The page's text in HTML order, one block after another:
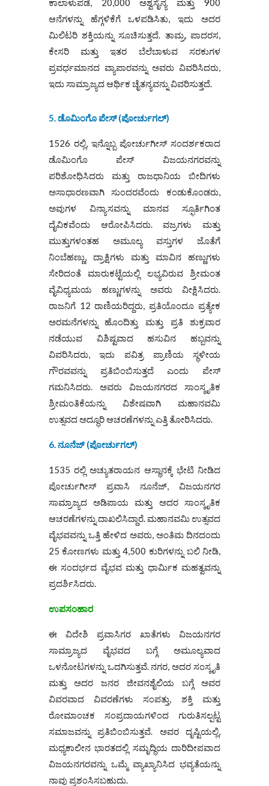
ಕಾಲಾಳುಪಡೆ, 20,000 ಅಶ್ವಸೈನ್ಯ ಮತ್ತು 900
ಆನೆಗಳನ್ನು ಹೆಗ್ಗಳಿಕೆಗೆ ಒಳಪಡಿಸಿತು, ಇದು ಅದರ
ಮಿಲಿಟರಿ ಶಕ್ತಿಯನ್ನು ಸೂಚಿಸುತ್ತದೆ. ತಾಮ್ರ, ಪಾದರಸ,
ಕೇಸರಿ ಮತ್ತು ಇತರ ಬೆಲೆಬಾಳುವ ಸರಕುಗಳ
ಪ್ರವರ್ಧಮಾನದ ವ್ಯಾಪಾರವನ್ನು ಅವರು ವಿವರಿಸಿದರು,
ಇದು ಸಾಮ್ರಾಜ್ಯದ ಆರ್ಥಿಕ ಚೈತನ್ಯವನ್ನು ವಿವರಿಸುತ್ತದೆ.
5. ಡೊಮಿಂಗೊಪೇಸ್ (ಪೋರ್ಚುಗಲ್)
1526 ರಲ್ಲಿ, ಇನ್ನೊಬ್ಬ ಪೋರ್ಚುಗೀಸ್ ಸಂದರ್ಶಕರಾದ
ಡೊಮಿಂಗೊ ​​ಪೇಸ್ ವಿಜಯನಗರವನ್ನು
ಪರಿಶೋಧಿಸಿದರು ಮತ್ತು ರಾಜಧಾನಿಯ ಬೀದಿಗಳು
ಅಸಾಧಾರಣವಾಗಿ ಸುಂದರವೆಂದು ಕಂಡುಕೊಂಡರು,
ಅವುಗಳ ವಿನ್ಯಾಸವನ್ನು ಮಾನವ ಸ್ಫೂರ್ತಿಗಿಂತ
ದೈವಿಕವೆಂದು ಆರೋಪಿಸಿದರು. ವಜ್ರಗಳು ಮತ್ತು
ಮುತ್ತುಗಳಂತಹ ಅಮೂಲ್ಯ ವಸ್ತುಗಳ ಜೊತೆಗೆ
ನಿಂಬೆಹಣ್ಣು, ದ್ರಾಕ್ಷಿಗಳು ಮತ್ತು ಮಾವಿನ ಹಣ್ಣುಗಳು
ಸೇರಿದಂತೆ ಮಾರುಕಟ್ಟೆಯಲ್ಲಿ ಲಭ್ಯವಿರುವ ಶ್ರೀಮಂತ
ವೈವಿಧ್ಯಮಯ ಹಣ್ಣುಗಳನ್ನು ಅವರು ವೀಕ್ಷಿಸಿದರು.
ರಾಜನಿಗೆ 12 ರಾಣಿಯರಿದ್ದರು, ಪ್ರತಿಯೊಂದೂ ಪ್ರತ್ಯೇಕ
ಅರಮನೆಗಳನ್ನು ಹೊಂದಿತ್ತು ಮತ್ತು ಪ್ರತಿ ಶುಕ್ರವಾರ
ನಡೆಯುವ ವಿಶಿಷ್ಟವಾದ ಹಸುವಿನ ಹಬ್ಬವನ್ನು
ವಿವರಿಸಿದರು, ಇದು ಪವಿತ್ರ ಪ್ರಾಣಿಯ ಸ್ಥಳೀಯ
ಗೌರವವನ್ನು ಪ್ರತಿಬಿಂಬಿಸುತ್ತದೆ ಎಂದು ಪೇಸ್
ಗಮನಿಸಿದರು. ಅವರು ವಿಜಯನಗರದ ಸಾಂಸ್ಕೃತಿಕ
ಶ್ರೀಮಂತಿಕೆಯನ್ನು ವಿಶೇಷವಾಗಿ ಮಹಾನವಮಿ
ಉತ್ಸವದ ಅದ್ಧೂರಿ ಆಚರಣೆಗಳನ್ನು ಎತ್ತಿ ತೋರಿಸಿದರು.
6. ನೂನೆಜ್ (ಪೋರ್ಚುಗಲ್)
1535 ರಲ್ಲಿ ಅಚ್ಯುತರಾಯನ ಆಸ್ಥಾನಕ್ಕೆ ಭೇಟಿ ನೀಡಿದ
ಪೋರ್ಚುಗೀಸ್ ಪ್ರವಾಸಿ ನೂನೆಜ್, ವಿಜಯನಗರ
ಸಾಮ್ರಾಜ್ಯದ ಅಡಿಪಾಯ ಮತ್ತು ಅದರ ಸಾಂಸ್ಕೃತಿಕ
ಆಚರಣೆಗಳನ್ನು ದಾಖಲಿಸಿದ್ದಾರೆ. ಮಹಾನವಮಿ ಉತ್ಸವದ
ವೈಭವವನ್ನು ಒತ್ತಿ ಹೇಳಿದ ಅವರು, ಅಂತಿಮ ದಿನದಂದು
25 ಕೋಣಗಳು ಮತ್ತು 4,500 ಕುರಿಗಳನ್ನು ಬಲಿ ನೀಡಿ,
ಈ ಸಂದರ್ಭದ ವೈಭವ ಮತ್ತು ಧಾರ್ಮಿಕ ಮಹತ್ವವನ್ನು
ಪ್ರದರ್ಶಿಸಿದರು.
ಉಪಸಂಹಾರ
ಈ ವಿದೇಶಿ ಪ್ರವಾಸಿಗರ ಖಾತೆಗಳು ವಿಜಯನಗರ
ಸಾಮ್ರಾಜ್ಯದ ವೈಭವದ ಬಗ್ಗೆ ಅಮೂಲ್ಯವಾದ
ಒಳನೋಟಗಳನ್ನು ಒದಗಿಸುತ್ತವೆ. ನಗರ, ಅದರ ಸಂಸ್ಕೃತಿ
ಮತ್ತು ಅದರ ಜನರ ಜೀವನಶೈಲಿಯ ಬಗ್ಗೆ ಅವರ
ವಿವರವಾದ ವಿವರಣೆಗಳು ಸಂಪತ್ತು, ಶಕ್ತಿ ಮತ್ತು
ರೋಮಾಂಚಕ ಸಂಪ್ರದಾಯಗಳಿಂದ ಗುರುತಿಸಲ್ಪಟ್ಟ
ಸಮಾಜವನ್ನು ಪ್ರತಿಬಿಂಬಿಸುತ್ತವೆ. ಅವರ ದೃಷ್ಟಿಯಲ್ಲಿ,
ಮಧ್ಯಕಾಲೀನ ಭಾರತದಲ್ಲಿ ಸಮೃದ್ಧಿಯ ದಾರಿದೀಪವಾದ
ವಿಜಯನಗರವನ್ನು ಒಮ್ಮೆ ವ್ಯಾಖ್ಯಾನಿಸಿದ ಭವ್ಯತೆಯನ್ನು
ನಾವು ಪ್ರಶಂಸಿಸಬಹುದು.